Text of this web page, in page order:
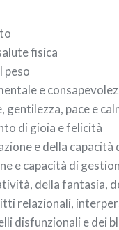
fisica
peso
e
pace e
di gioia e felicità
e della capacità
e capacità di
della fantasia,
relazionali,
disfunzionali e dei